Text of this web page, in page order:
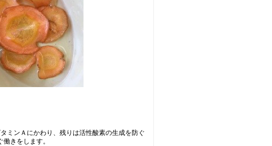
ミンＡにかわり、残りは活性酸素の生成を防ぐ
きをします。